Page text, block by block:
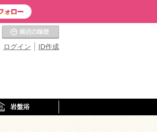
ID作成
ログイン
お気に入りの温泉
岩盤浴